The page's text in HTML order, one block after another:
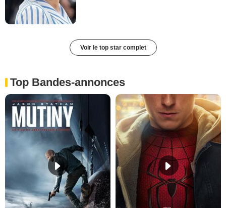
Voir le top star complet
Top Bandes-annonces